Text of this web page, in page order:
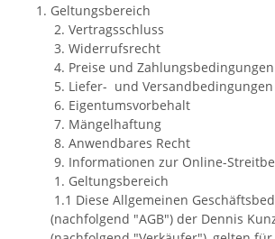
Geltungsbereich
2. Vertragsschluss
3. Widerrufsrecht
4. Preise und Zahlungsbedingungen
5. Liefer- und Versandbedingungen
6. Eigentumsvorbehalt
7. Mängelhaftung
8. Anwendbares Recht
9. Informationen zur Online-
1. Geltungsbereich
1.1 Diese Allgemeinen
(nachfolgend "AGB") der Dennis